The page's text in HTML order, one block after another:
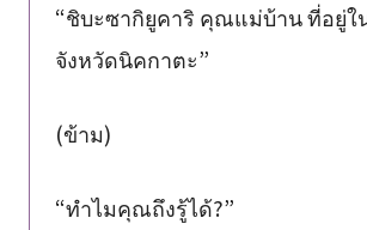
“ชิบะซากิยูคาริ คุณแม่บ้าน ที่อยู่ใ
จังหวัดนิคกาตะ”
(ข้าม)
“ทำไมคุณถึงรู้ได้?”